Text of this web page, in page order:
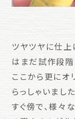
ツヤツヤに仕上
はまだ試作段階
ここから更にオ
らっしゃいました
すぐ傍で、様々